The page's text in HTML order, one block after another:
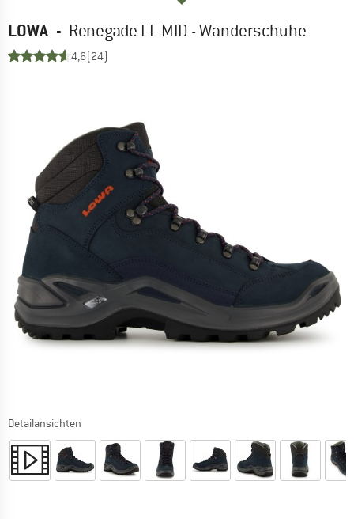
LOWA - Renegade LL MID - Wanderschuhe
4,6(24)
Detailansichten